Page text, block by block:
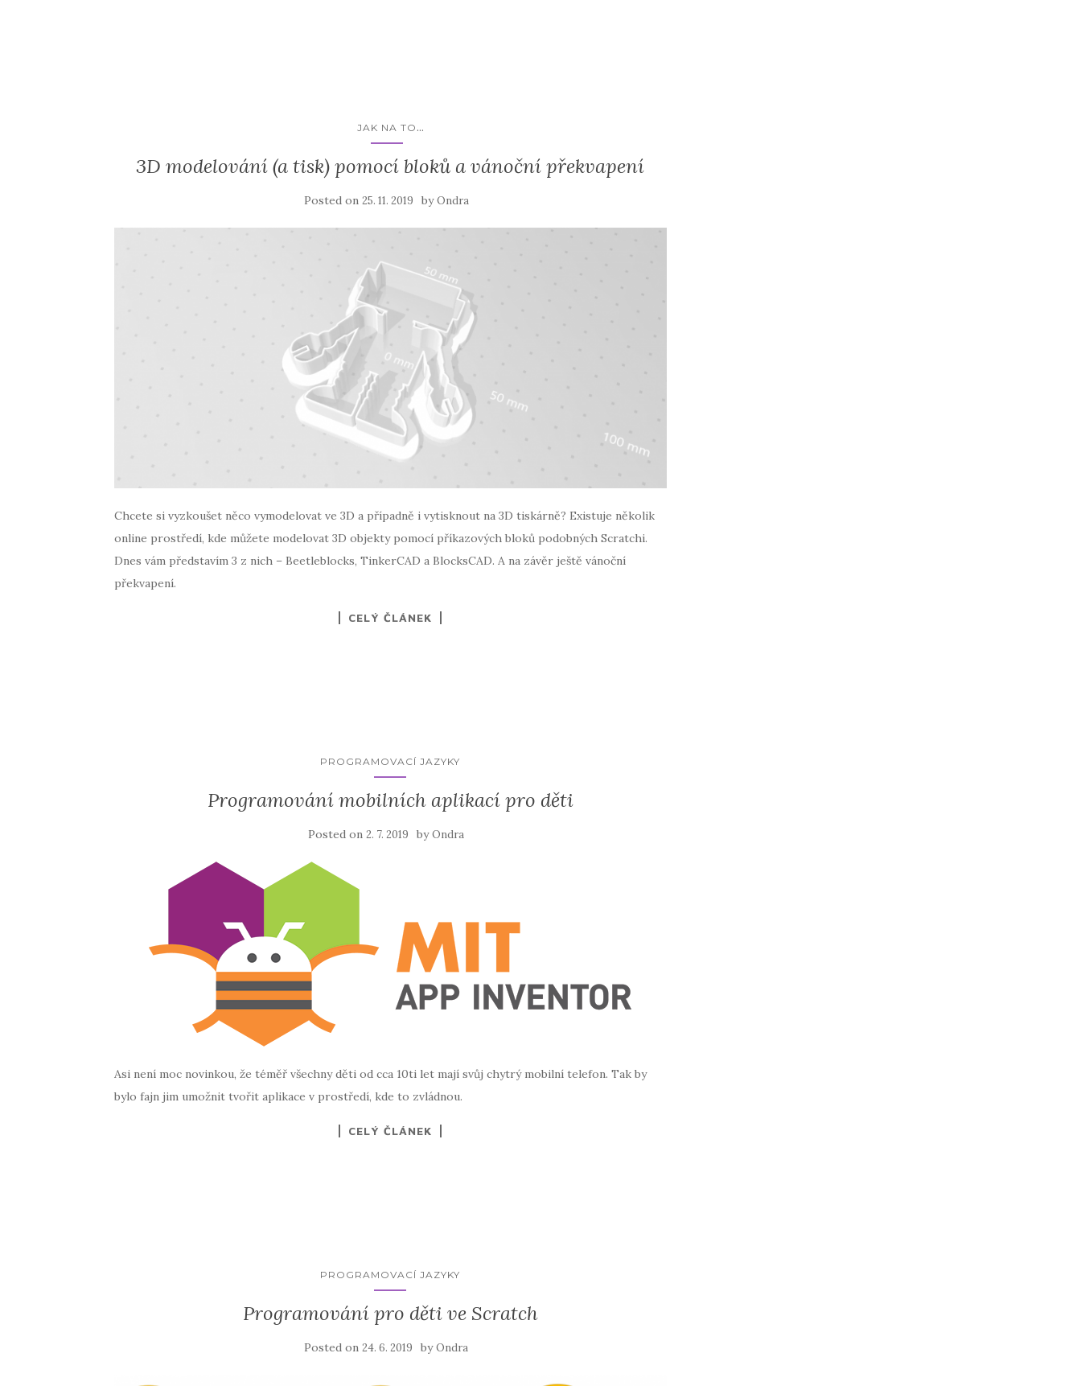
JAK NA TO ...
3D modelování (a tisk) pomocí bloků a vánoční překvapení
Posted on 25. 11. 2019 byOndra
Chcete si vyzkoušet něco vymodelovat ve 3D a případně i vytisknout na 3D tiskárně? Existuje několik
online prostředí, kde můžete modelovat 3D objekty pomocí příkazových bloků podobných Scratchi.
Dnes vám představím 3 z nich – Beetleblocks, TinkerCAD a BlocksCAD. A na závěr ještě vánoční
překvapení.
CELÝ ČLÁNEK
PROGRAMOVACÍ JAZYKY
Programování mobilních aplikací pro děti
Posted on2. 7. 2019 byOndra
Asi není moc novinkou, že téměř všechny děti od cca 10ti let mají svůj chytrý mobilní telefon. Tak by
bylo fajn jim umožnit tvořit aplikace v prostředí, kde to zvládnou.
CELÝ ČLÁNEK
PROGRAMOVACÍ JAZYKY
Programování pro děti ve Scratch
Posted on24. 6. 2019 byOndra